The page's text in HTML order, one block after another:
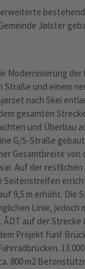
Jølster
Modernisierung der
Straße und einem
nach Skei
gesamten
und Überbau
G/S-Straße
Gesamtbreite von
Auf der
Seitenstreifen
9,5 m erhöht. Die
Linie, jedoch
auf der Strecke
Projekt fünf
800 m2